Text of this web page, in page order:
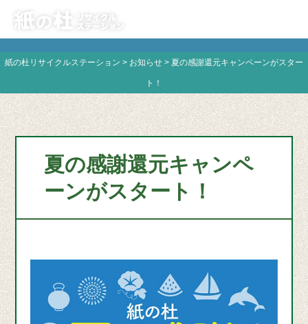
紙の杜リサイクルステーション > お知らせ > 夏の感謝還元キャンペーンがスター
ト！
夏の感謝還元キャンペ
ーンがスタート！